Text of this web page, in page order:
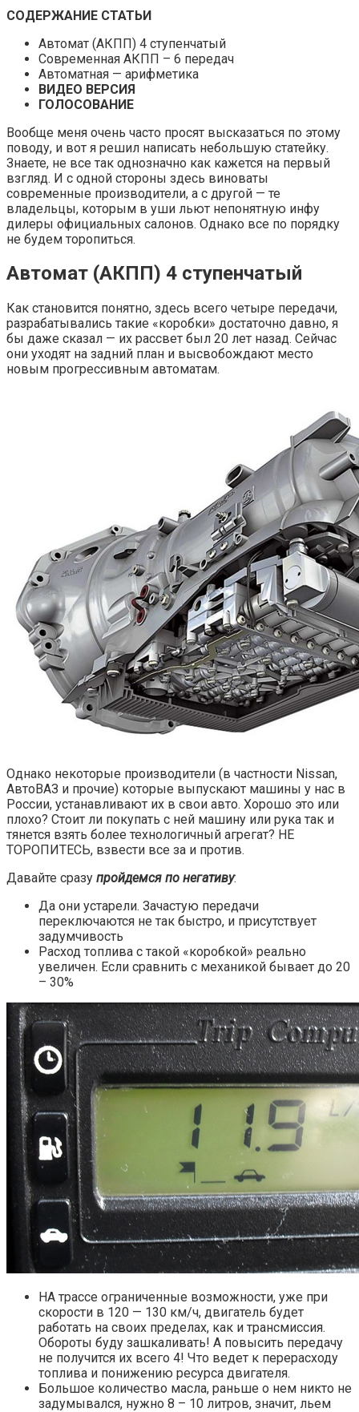
СОДЕРЖАНИЕ СТАТЬИ
Автомат (АКПП) 4 ступенчатый
Современная АКПП – 6 передач
Автоматная — арифметика
ВИДЕО ВЕРСИЯ
ГОЛОСОВАНИЕ
Вообще меня очень часто просят высказаться по этому
поводу, и вот я решил написать небольшую статейку.
Знаете, не все так однозначно как кажется на первый
взгляд. И с одной стороны здесь виноваты
современные производители, а с другой — те
владельцы, которым в уши льют непонятную инфу
дилеры официальных салонов. Однако все по порядку
не будем торопиться.
Автомат (АКПП) 4 ступенчатый
Как становится понятно, здесь всего четыре передачи,
разрабатывались такие «коробки» достаточно давно, я
бы даже сказал — их рассвет был 20 лет назад. Сейчас
они уходят на задний план и высвобождают место
новым прогрессивным автоматам.
Однако некоторые производители (в частности Nissan,
АвтоВАЗ и прочие) которые выпускают машины у нас в
России, устанавливают их в свои авто. Хорошо это или
плохо? Стоит ли покупать с ней машину или рука так и
тянется взять более технологичный агрегат? НЕ
ТОРОПИТЕСЬ, взвести все за и против.
Давайте сразу пройдемся по негативу:
Да они устарели. Зачастую передачи
переключаются не так быстро, и присутствует
задумчивость
Расход топлива с такой «коробкой» реально
увеличен. Если сравнить с механикой бывает до 20
– 30%
НА трассе ограниченные возможности, уже при
скорости в 120 — 130 км/ч, двигатель будет
работать на своих пределах, как и трансмиссия.
Обороты буду зашкаливать! А повысить передачу
не получится их всего 4! Что ведет к перерасходу
топлива и понижению ресурса двигателя.
Большое количество масла, раньше о нем никто не
задумывался, нужно 8 – 10 литров, значит, льем